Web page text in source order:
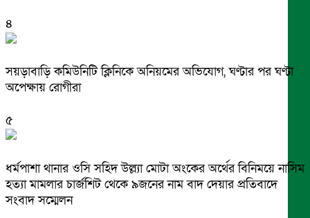
৪
সয়ড়াবাড়ি কমিউনিটি ক্লিনিকে অনিয়মের অভিযোগ, ঘণ্টার পর ঘণ্টা
অপেক্ষায় রোগীরা
৫
ধর্মপাশা থানার ওসি সহিদ উল্ল্যা মোটা অংকের অর্থের বিনিময়ে নাসিম
হত্যা মামলার চার্জশিট থেকে ৯জনের নাম বাদ দেয়ার প্রতিবাদে
সংবাদ সম্মেলন